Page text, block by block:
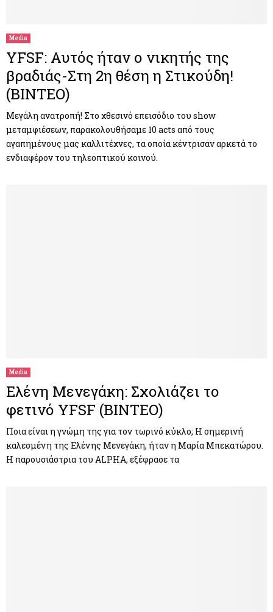
Media
YFSF: Αυτός ήταν ο νικητής της
βραδιάς-Στη 2η θέση η Στικούδη!
(BINTEO)
Μεγάλη ανατροπή! Στο χθεσινό επεισόδιο του show
μεταμφιέσεων, παρακολουθήσαμε 10 acts από τους
αγαπημένους μας καλλιτέχνες, τα οποία κέντρισαν αρκετά το
ενδιαφέρον του τηλεοπτικού κοινού.
Media
Ελένη Μενεγάκη: Σχολιάζει το
φετινό YFSF (BINTEO)
Ποια είναι η γνώμη της για τον τωρινό κύκλο; Η σημερινή
καλεσμένη της Ελένης Μενεγάκη, ήταν η Μαρία Μπεκατώρου.
Η παρουσιάστρια του ALPHA, εξέφρασε τα